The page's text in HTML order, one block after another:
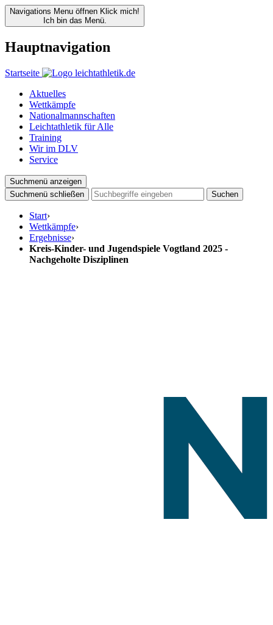
Navigations Menu öffnen Klick mich!
Ich bin das Menü.
Hauptnavigation
Startseite
Aktuelles
Wettkämpfe
Nationalmannschaften
Leichtathletik für Alle
Training
Wir im DLV
Service
Suchmenü anzeigen
Suchmenü schließen
Suchen
Start›
Wettkämpfe›
Ergebnisse›
Kreis-Kinder- und Jugendspiele Vogtland 2025 -
Nachgeholte Disziplinen